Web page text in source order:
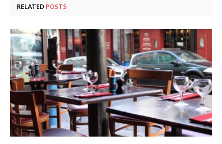
RELATED POSTS